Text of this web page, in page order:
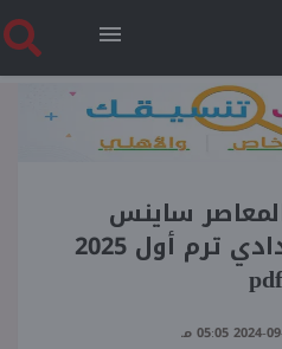
2026
ساخنة
ساينس
Science تانية إعدادي ترم أول 2025
pdf